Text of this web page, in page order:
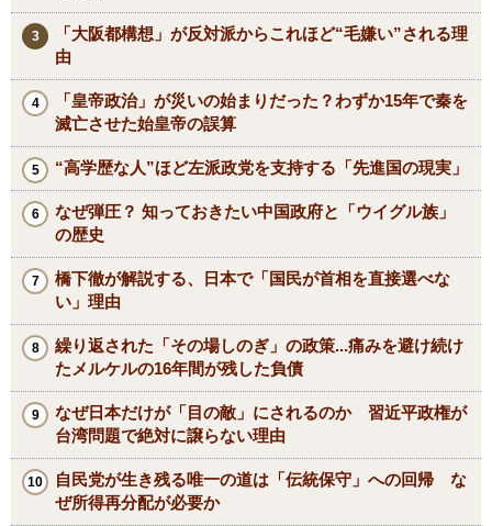
「大阪都構想」が反対派からこれほど“毛嫌い”される理
由
「皇帝政治」が災いの始まりだった？わずか15年で秦を
滅亡させた始皇帝の誤算
“高学歴な人”ほど左派政党を支持する「先進国の現実」
なぜ弾圧？ 知っておきたい中国政府と「ウイグル族」
の歴史
橋下徹が解説する、日本で「国民が首相を直接選べな
い」理由
繰り返された「その場しのぎ」の政策...痛みを避け続け
たメルケルの16年間が残した負債
なぜ日本だけが「目の敵」にされるのか 習近平政権が
台湾問題で絶対に譲らない理由
自民党が生き残る唯一の道は「伝統保守」への回帰 な
ぜ所得再分配が必要か